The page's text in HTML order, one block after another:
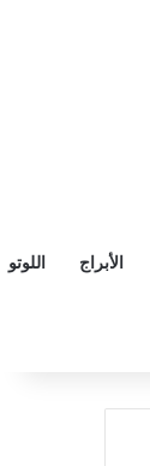
الأبراج اللوتو